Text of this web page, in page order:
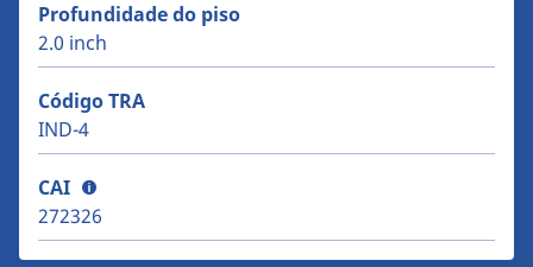
Profundidade do piso
2.0 inch
Código TRA
IND-4
CAI
272326